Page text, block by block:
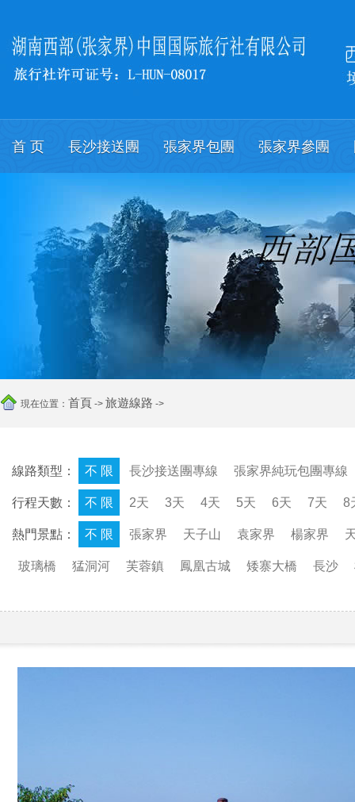
首 页 長沙接送團 張家界包團 張家界參團
現在位置： 首頁 -> 旅遊線路 ->
線路類型： 不 限 長沙接送團專線 張家界純玩包團專線
行程天數： 不 限 2天 3天 4天 5天 6天 7天 8
熱門景點： 不 限 張家界 天子山 袁家界 楊家界
玻璃橋 猛洞河 芙蓉鎮 鳳凰古城 矮寨大橋 長沙